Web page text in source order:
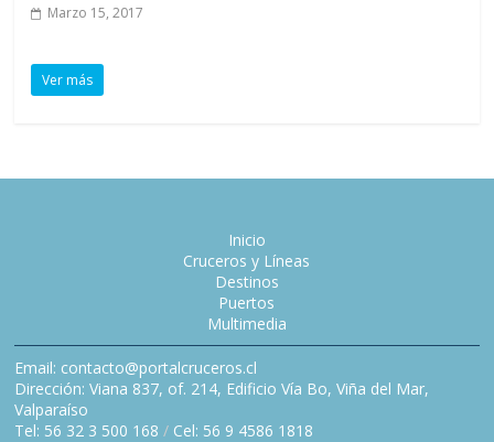
Marzo 15, 2017
Ver más
Inicio
Cruceros y Líneas
Destinos
Puertos
Multimedia
Email: contacto@portalcruceros.cl
Dirección: Viana 837, of. 214, Edificio Vía Bo, Viña del Mar,
Valparaíso
Tel: 56 32 3 500 168 / Cel: 56 9 4586 1818